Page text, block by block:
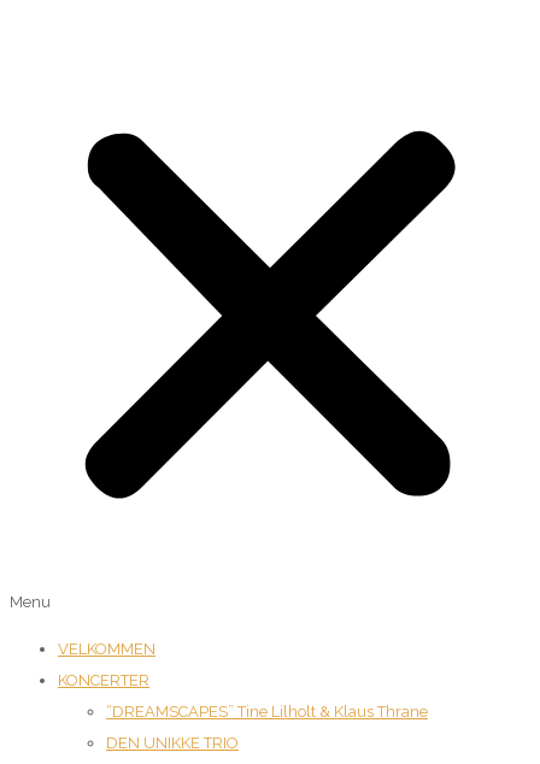
Menu
VELKOMMEN
KONCERTER
“DREAMSCAPES” Tine Lilholt & Klaus Thrane
DEN UNIKKE TRIO